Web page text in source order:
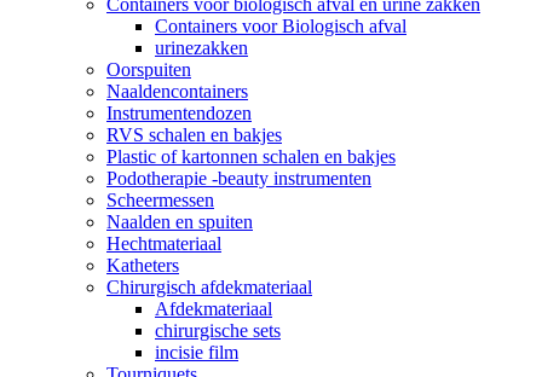
Containers voor Biologisch afval
urinezakken
Oorspuiten
Naaldencontainers
Instrumentendozen
RVS schalen en bakjes
Plastic of kartonnen schalen en bakjes
Podotherapie -beauty instrumenten
Scheermessen
Naalden en spuiten
Hechtmateriaal
Katheters
Chirurgisch afdekmateriaal
Afdekmateriaal
chirurgische sets
incisie film